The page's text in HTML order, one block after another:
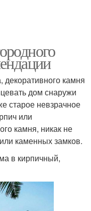
камня
дом снаружи
старое невзрачное
или
камня, никак не
каменных замков.
в кирпичный,